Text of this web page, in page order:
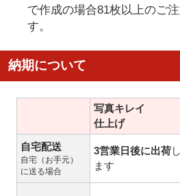
で作成の場合81枚以上のご
す。
納期について
写真キレイ
仕上げ
自宅配送
自宅（お手元）
に送る場合
3営業日後に出荷し
ます